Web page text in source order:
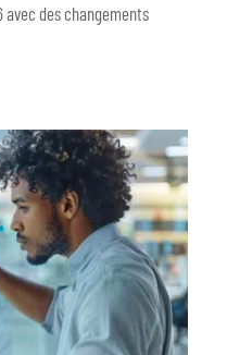
des changements